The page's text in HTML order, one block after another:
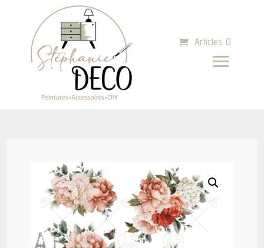
Articles 0